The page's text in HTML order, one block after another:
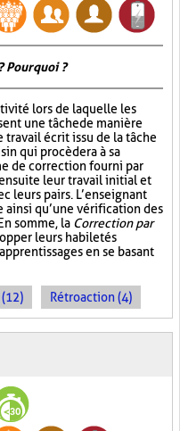
Pourquoi ?
lors de laquelle les
une tâche de manière
écrit issu de la tâche
qui procèdera à sa
de correction fourni par
leur travail initial et
leurs pairs. L’enseignant
qu’une vérification des
somme, la Correction par
leurs habiletés
en se basant
Rétroaction (4)